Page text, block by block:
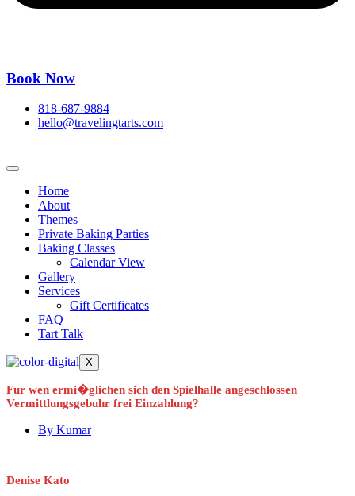
Book Now
818-687-9884
hello@travelingtarts.com
Home
About
Themes
Private Baking Parties
Baking Classes
Calendar View
Gallery
Services
Gift Certificates
FAQ
Tart Talk
X
Fur wen ermi�glichen sich den Spielhalle angeschlossen
Vermittlungsgebuhr frei Einzahlung?
By Kumar
Denise Kato